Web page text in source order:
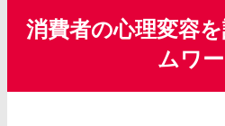
消費者の心理変容
ムワ